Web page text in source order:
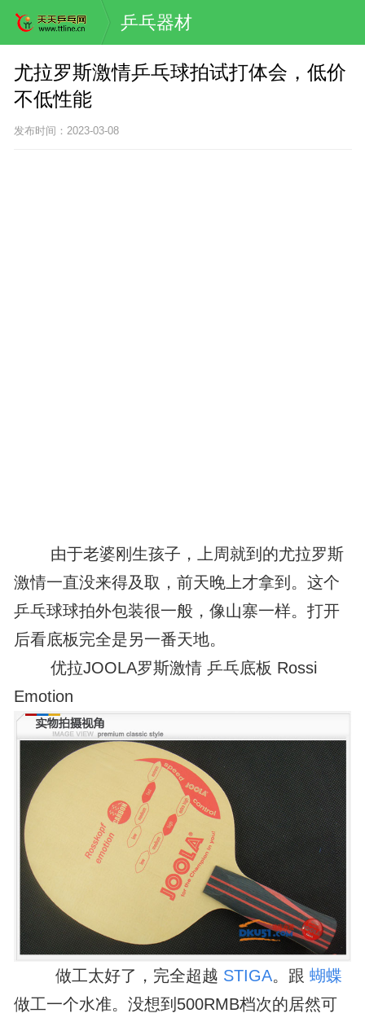
乒乓器材
尤拉罗斯激情乒乓球拍试打体会，低价
不低性能
发布时间：2023-03-08
由于老婆刚生孩子，上周就到的尤拉罗斯
激情一直没来得及取，前天晚上才拿到。这个
乒乓球球拍外包装很一般，像山寨一样。打开
后看底板完全是另一番天地。
优拉JOOLA罗斯激情 乒乓底板 Rossi
Emotion
做工太好了，完全超越 STIGA。跟蝴蝶
做工一个水准。没想到500RMB档次的居然可